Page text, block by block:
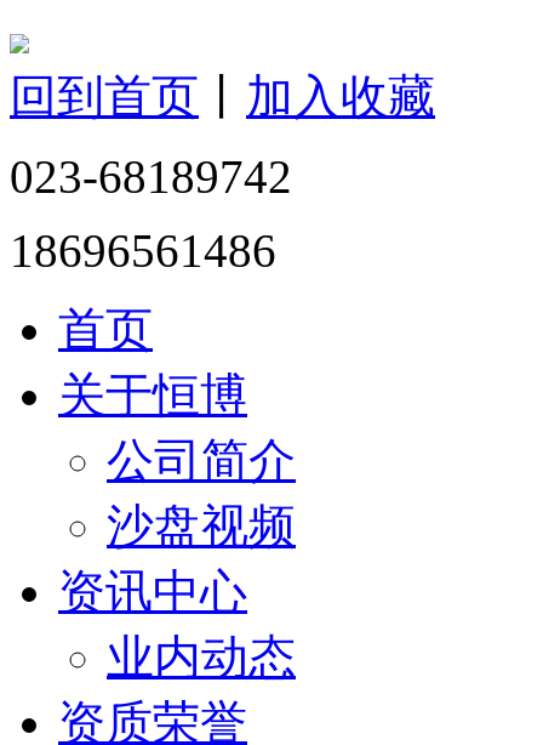
回到首页
加入收藏
023-68189742
18696561486
首页
关于恒博
公司简介
沙盘视频
资讯中心
业内动态
资质荣誉